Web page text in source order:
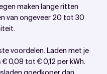
maken lange ritten
van ongeveer 20 tot 30
voordelen. Laden met je
0,08 tot € 0,12 per kWh.